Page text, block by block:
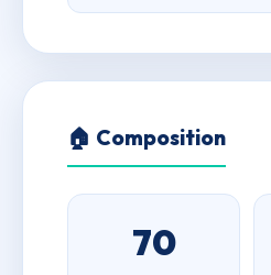
🏠 Composition
70